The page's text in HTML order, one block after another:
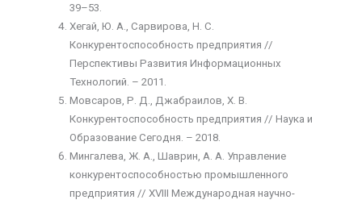
39–53.
Хегай, Ю. А., Сарвирова, Н. С.
Конкурентоспособность предприятия //
Перспективы Развития Информационных
Технологий. – 2011.
Мовсаров, Р. Д., Джабраилов, Х. В.
Конкурентоспособность предприятия // Наука и
Образование Сегодня. – 2018.
Мингалева, Ж. А., Шаврин, А. А. Управление
конкурентоспособностью промышленного
предприятия // XVIII Международная научно-